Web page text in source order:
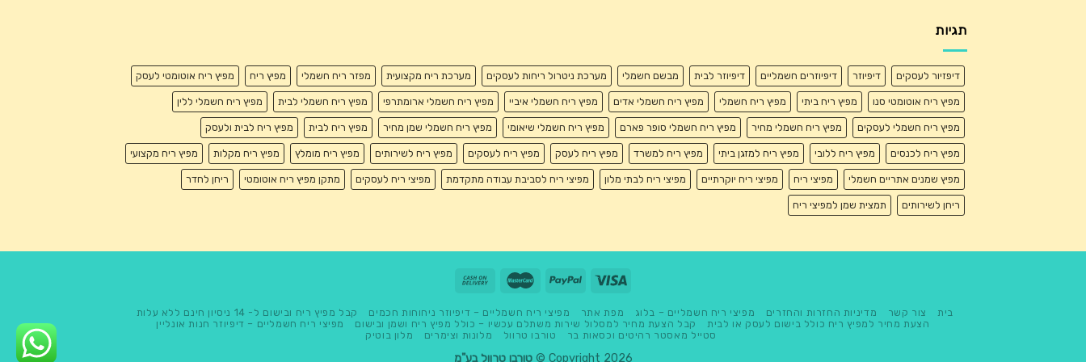
תגיות
דיפזיור לעסקים דיפיוזר דיפיוזרים חשמליים דיפיוזר לבית מבשם חשמלי מערכת ניטרול ריחות לעסקים מערכת ריח מקצועית מפזר ריח חשמלי מפיץ ריח מפיץ ריח אוטומטי לעסק
מפיץ ריח אוטומטי סנו מפיץ ריח ביתי מפיץ ריח חשמלי מפיץ ריח חשמלי אדים מפיץ ריח חשמלי איביי מפיץ ריח חשמלי ארומתרפי מפיץ ריח חשמלי לבית מפיץ ריח חשמלי ללין
מפיץ ריח חשמלי לעסקים מפיץ ריח חשמלי מחיר מפיץ ריח חשמלי סופר פארם מפיץ ריח חשמלי שיאומי מפיץ ריח חשמלי שמן מחיר מפיץ ריח לבית מפיץ ריח לבית ולעסק
מפיץ ריח לכנסים מפיץ ריח ללובי מפיץ ריח למזגן ביתי מפיץ ריח למשרד מפיץ ריח לעסק מפיץ ריח לעסקים מפיץ ריח לשירותים מפיץ ריח מומלץ מפיץ ריח מקלות מפיץ ריח מקצועי
מפיץ שמנים אתריים חשמלי מפיצי ריח מפיצי ריח יוקרתיים מפיצי ריח לבתי מלון מפיצי ריח לסביבת עבודה מתקדמת מפיצי ריח לעסקים מתקן מפיץ ריח אוטומטי ריחן לחדר
ריחן לשירותים תמצית שמן למפיצי ריח
בית צור קשר מדיניות החזרות והחזרים מפיצי ריח חשמליים – בלוג מפת אתר מפיצי ריח חשמליים – דיפיוזר ניחוחות חכמים
קבל מפיץ ריח ובישום ל- 14 ניסיון חינם ללא עלות
הצעת מחיר למפיץ ריח כולל בישום לעסק או לבית
קבל הצעת מחיר למסלול שירות משתלם עכשיו – כולל מפיץ ריח ושמן ובישום
מפיצי ריח חשמליים – דיפיוזר חנות אונליין
סטייל מאסטר רהיטים וכסאות בר
טורבו טרוול מלונות וצימרים מלון בוטיק
Copyright 2026 © טורבו טרוול בע"מ